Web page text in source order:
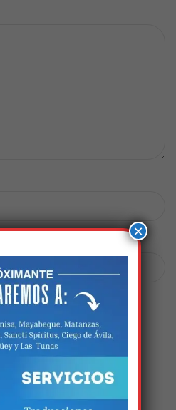
y web en este
que comente.
×
trabalhando
nisso!
página estará